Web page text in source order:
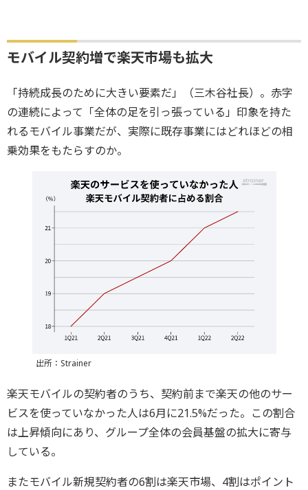
モバイル契約増で楽天市場も拡大
「持続成長のために大きい要素だ」（三木谷社長）。赤字
の連続によって「全体の足を引っ張っている」印象を持た
れるモバイル事業だが、実際に既存事業にはどれほどの相
乗効果をもたらすのか。
出所：Strainer
楽天モバイルの契約者のうち、契約前まで楽天の他のサー
ビスを使っていなかった人は6月に21.5%だった。この割合
は上昇傾向にあり、グループ全体の会員基盤の拡大に寄与
している。
またモバイル新規契約者の6割は楽天市場、4割はポイント